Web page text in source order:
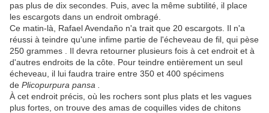
pas plus de dix secondes. Puis, avec la même subtilité, il place
les escargots dans un endroit ombragé.
Ce matin-là, Rafael Avendaño n'a trait que 20 escargots. Il n'a
réussi à teindre qu'une infime partie de l'écheveau de fil, qui pèse
250 grammes . Il devra retourner plusieurs fois à cet endroit et à
d'autres endroits de la côte. Pour teindre entièrement un seul
écheveau, il lui faudra traire entre 350 et 400 spécimens
de Plicopurpura pansa .
À cet endroit précis, où les rochers sont plus plats et les vagues
plus fortes, on trouve des amas de coquilles vides de chitons